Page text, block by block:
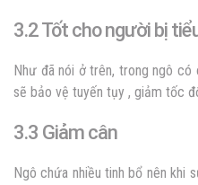
3.2 Tốt cho người bị
Như đã nói ở trên, trong ngô có
sẽ bảo vệ tuyến tụy , giảm tốc
3.3 Giảm cân
Ngô chứa nhiều tinh bổ nên khi